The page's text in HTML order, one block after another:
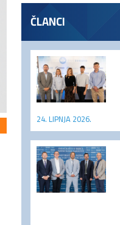
ČLANCI
24. LIPNJA 2026.